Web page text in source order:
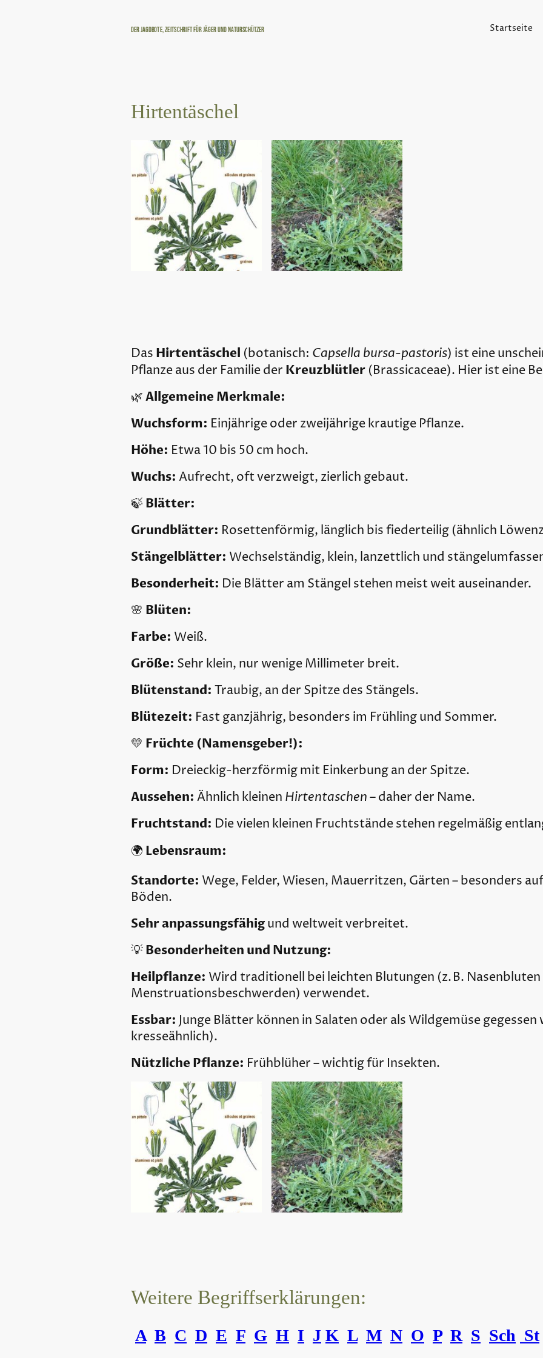
Der Jagdbote, Zeitschrift für Jäger und Naturschützer Startseite
Hirtentäschel
Das Hirtentäschel (botanisch: Capsella bursa-pastoris) ist eine
Pflanze aus der Familie der Kreuzblütler (Brassicaceae). Hier ist eine
🌿Allgemeine Merkmale:
Wuchsform: Einjährige oder zweijährige krautige Pflanze.
Höhe: Etwa 10 bis 50 cm hoch.
Wuchs: Aufrecht, oft verzweigt, zierlich gebaut.
🍃 Blätter:
Grundblätter: Rosettenförmig, länglich bis fiederteilig (ähnlich
Stängelblätter: Wechselständig, klein, lanzettlich und
Besonderheit: Die Blätter am Stängel stehen meist weit auseinander.
🌸 Blüten:
Farbe: Weiß.
Größe: Sehr klein, nur wenige Millimeter breit.
Blütenstand: Traubig, an der Spitze des Stängels.
Blütezeit: Fast ganzjährig, besonders im Frühling und Sommer.
💛 Früchte (Namensgeber!):
Form: Dreieckig-herzförmig mit Einkerbung an der Spitze.
Aussehen: Ähnlich kleinen Hirtentaschen– daher der Name.
Fruchtstand: Die vielen kleinen Fruchtstände stehen regelmäßig
🌍 Lebensraum:
Standorte: Wege, Felder, Wiesen, Mauerritzen, Gärten – besonders
Böden.
Sehr anpassungsfähigund weltweit verbreitet.
💡Besonderheiten und Nutzung:
Heilpflanze: Wird traditionell bei leichten Blutungen (z. B.
Menstruationsbeschwerden) verwendet.
Essbar: Junge Blätter können in Salaten oder als Wildgemüse
kresseähnlich).
Nützliche Pflanze: Frühblüher – wichtig für Insekten.
Weitere Begriffserklärungen:
A B C D E F G H I J K L M N O P R S Sch St